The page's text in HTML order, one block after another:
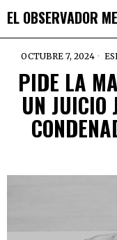
EL OBSERVADOR
OCTUBRE 7, 2024
PIDE LA
UN JUICIO